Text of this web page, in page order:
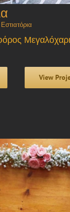
Εστιατόρια
View